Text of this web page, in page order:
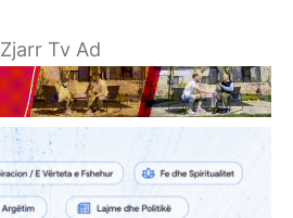
Zjarr Tv Ad